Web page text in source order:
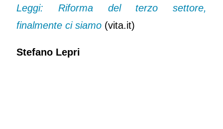
Leggi: Riforma del terzo settore,
finalmente ci siamo (vita.it)
Stefano Lepri